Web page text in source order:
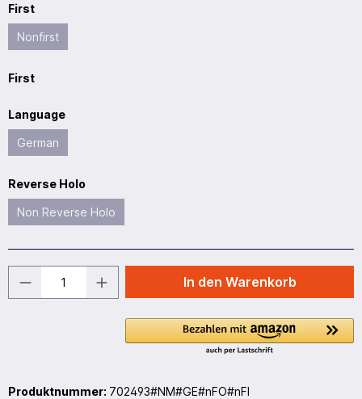
First
Nonfirst
First
Language
German
Reverse Holo
Non Reverse Holo
In den Warenkorb
Produktnummer: 702493#NM#GE#nFO#nFI